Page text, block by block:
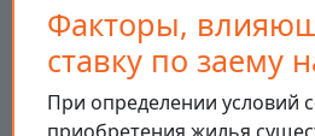
Факторы,
ставку по заему
При определении условий